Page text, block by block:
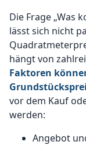
Die Frage „Was
lässt sich nicht
hängt von
Faktoren
vor dem Kauf
werden:
Angebot